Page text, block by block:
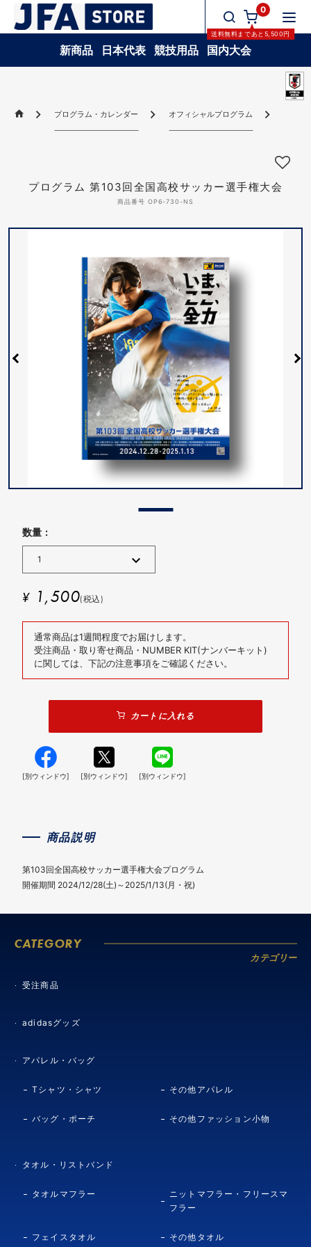
0
送料無料まであと 5,500円
新商品 日本代表 競技用品 国内大会
プログラム・カレンダー オフィシャルプログラム
プログラム 第103回全国高校サッカー選手権大会
商品番号 OP6-730-NS
数量 :
¥ 1,500(税込)
通常商品は1週間程度でお届けします。
受注商品・取り寄せ商品・NUMBER KIT(ナンバーキット)
に関しては、下記の注意事項をご確認ください。
カートに入れる
[別ウィンドウ] [別ウィンドウ] [別ウィンドウ]
商品説明
第103回全国高校サッカー選手権大会プログラム
開催期間 2024/12/28(土)～2025/1/13(月・祝)
CATEGORY
カテゴリー
受注商品
adidasグッズ
アパレル・バッグ
Tシャツ・シャツ その他アパレル
バッグ・ポーチ その他ファッション小物
タオル・リストバンド
タオルマフラー
ニットマフラー・フリースマ
フラー
フェイスタオル その他タオル